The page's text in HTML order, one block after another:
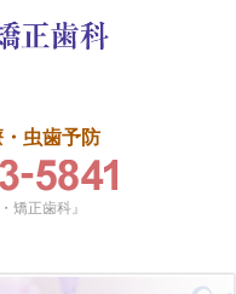
虫歯予防
矯正歯科』